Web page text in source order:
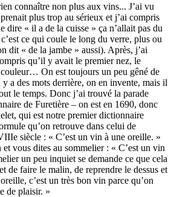
connaître non plus aux vins... J’ai vu
plus trop au sérieux et j’ai compris
dire « il a de la cuisse » ça n’allait pas du
ce qui coule le long du verre, plus ou
dit « de la jambe » aussi). Après, j’ai
qu’il y avait le premier nez, le
On est toujours un peu gêné de
a des mots derrière, on en invente, mais il
le temps. Donc j’ai trouvé la parade
de Furetière – on est en 1690, donc
qui est notre premier dictionnaire
qu’on retrouve dans celui de
siècle : « C’est un vin à une oreille. »
vous dites au sommelier : « C’est un vin
un peu inquiet se demande ce que cela
de faire le malin, de reprendre le dessus et
c’est un très bon vin parce qu’on
de plaisir. »